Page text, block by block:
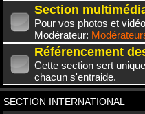
Section
Pour vos photos et
Modérateur:
Référencement
Cette section sert
chacun s'entraide.
SECTION INTERNATIONAL